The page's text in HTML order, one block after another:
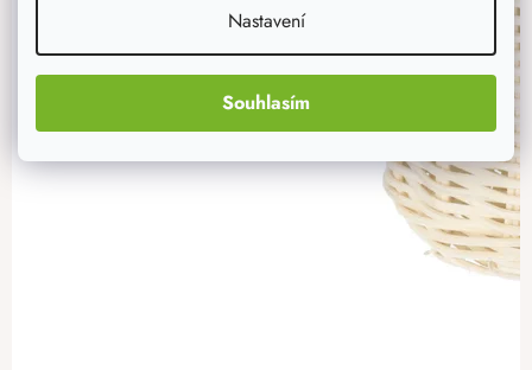
Nastavení
Souhlasím